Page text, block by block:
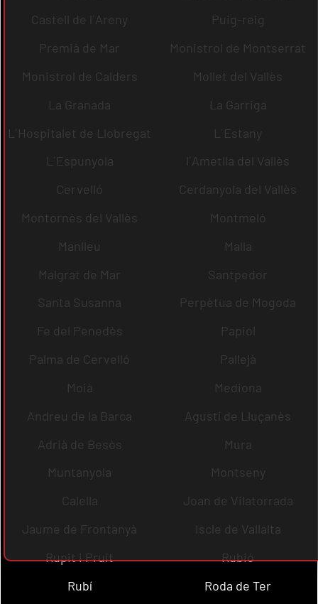
Castell de l´Areny
Puig-reig
Premià de Mar
Monistrol de Montserrat
Monistrol de Calders
Mollet del Vallès
La Granada
La Garriga
L´Hospitalet de Llobregat
L´Estany
L´Espunyola
l´Ametlla del Vallès
Cervelló
Cerdanyola del Vallès
Montornès del Vallès
Montmeló
Manlleu
Malla
Malgrat de Mar
Santpedor
Santa Susanna
Perpètua de Mogoda
Fe del Penedès
Papiol
Palma de Cervelló
Pallejà
Moià
Mediona
Andreu de la Barca
Agustí de Lluçanès
Adrià de Besòs
Mura
Muntanyola
Montseny
Calella
Joan de Vilatorrada
Jaume de Frontanyà
Iscle de Vallalta
Rupit i Pruit
Rubió
Rubí
Roda de Ter